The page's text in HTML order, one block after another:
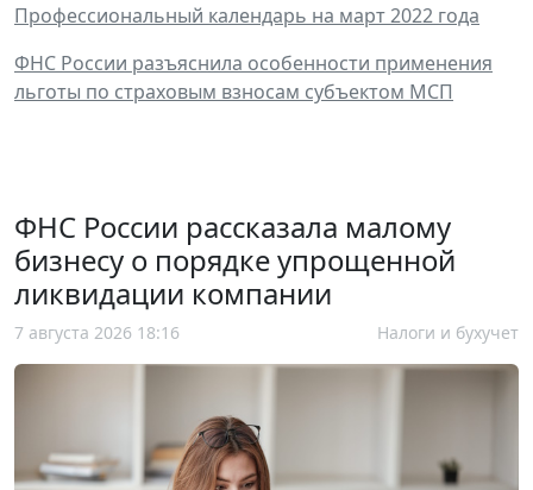
Профессиональный календарь на март 2022 года
ФНС России разъяснила особенности применения
льготы по страховым взносам субъектом МСП
ФНС России рассказала малому
бизнесу о порядке упрощенной
ликвидации компании
7 августа 2026 18:16 Налоги и бухучет